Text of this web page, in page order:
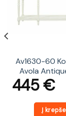
Av1630-60
Avola
445€
Į